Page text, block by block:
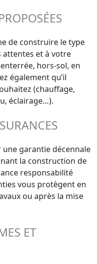
de construire le type
attentes et à votre
hors-sol, en
également qu’il
(chauffage,
éclairage…).
garantie décennale
la construction de
responsabilité
vous protègent en
ou après la mise
ET